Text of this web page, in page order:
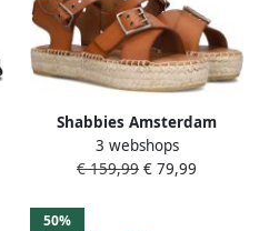
Shabbies Amsterdam
Shabbies Dames Sandalen
met hak Kira June Camel
3 webshops
€ 159,99 € 79,99
50%